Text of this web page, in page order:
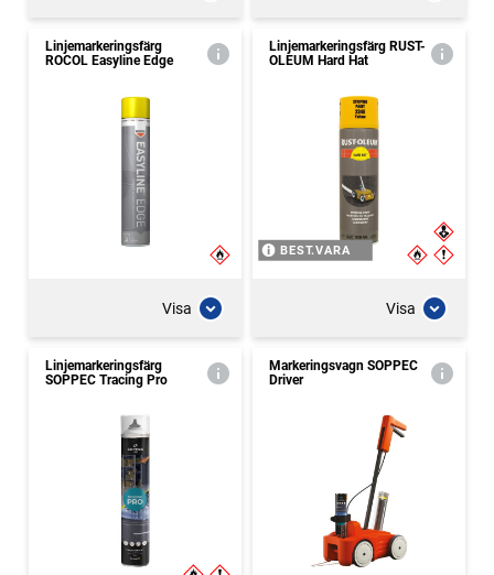
Linjemarkeringsfärg
ROCOL Easyline Edge
Visa
Linjemarkeringsfärg RUST-
OLEUM Hard Hat
BEST.VARA
Visa
Linjemarkeringsfärg
SOPPEC Tracing Pro
Markeringsvagn SOPPEC
Driver